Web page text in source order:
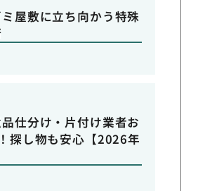
屋敷に立ち向かう特殊
仕分け・片付け業者お
探し物も安心【2026年